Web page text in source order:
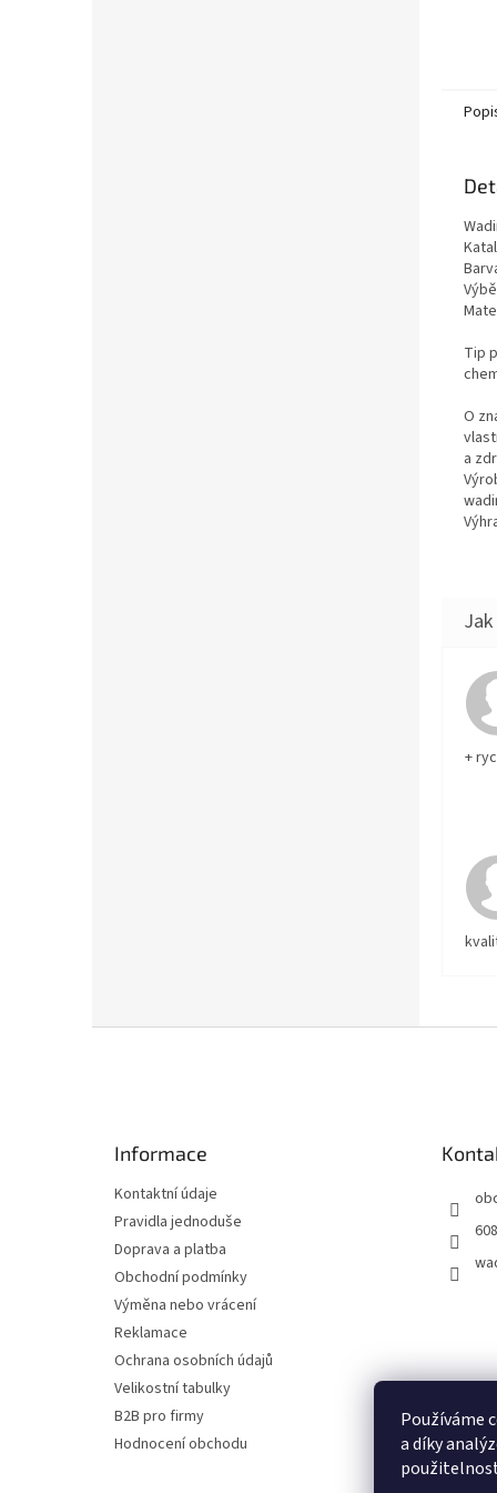
Používáme
a díky
Tip
O
a
+
Informace
Kontaktní údaje
Pravidla jednoduše
Doprava a platba
Obchodní podmínky
Výměna nebo vrácení
Reklamace
Ochrana osobních údajů
Velikostní tabulky
B2B pro firmy
Hodnocení obchodu